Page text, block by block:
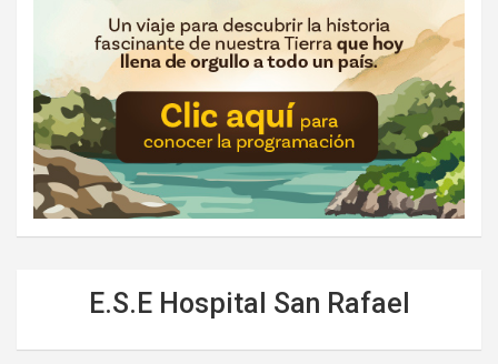
E.S.E Hospital San Rafael